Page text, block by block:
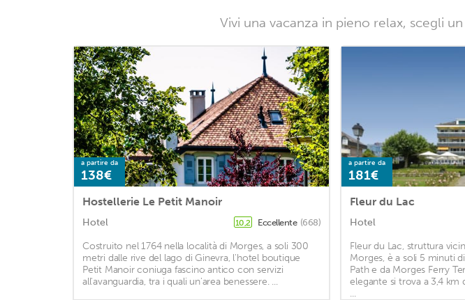
Vivi una vacanza in pieno relax, scegli
a partire da
138€
Hostellerie Le Petit Manoir
Hotel 10,2 Eccellente (668)
Costruito nel 1764 nella località di Morges, a soli 300
metri dalle rive del lago di Ginevra, l'hotel boutique
Petit Manoir coniuga fascino antico con servizi
all'avanguardia, tra i quali un'area benessere. ...
a partire da
181€
Fleur du Lac
Hotel
Fleur du Lac, struttura
Morges, è a soli 5 minuti
Path e da Morges Ferry
elegante si trova a 3,4 km
...